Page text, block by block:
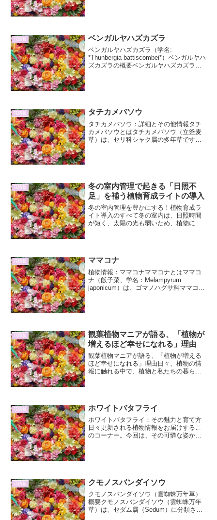
花情報 ベンガルヤハズカズラ
ベンガルヤハズカズラ（学名:
*Thunbergia battiscombei*）ベンガルヤハ
ズカズラの概要ベンガルヤハズカズラ
花情報 タチカメバソウ
タチカメバソウ：詳細とその他情報タチ
カメバソウとはタチカメバソウ（立釜麦
草）は、セリ科シャク属の多年草です。
花情報
冬の室内管理で起きる「日照不
足」を補う植物育成ライトの導入
冬の室内管理を豊かにする！植物育成ラ
イト導入のすべて冬の室内は、日照時間
が短く、太陽の光も弱いため、植物にと
花情報 ママコナ
植物情報：ママコナママコナとはママコ
ナ（飯子菜、学名：Melampyrum
japonicum）は、ゴマノハグサ科ママコナ
花情報
観葉植物マニアが語る、「植物が
増えるほど幸せになれる」理由
観葉植物マニアが語る、「植物が増える
ほど幸せになれる」理由日々、植物の情
報に触れる中で、植物と私たちの暮らし
花情報 ホワイトバタフライ
ホワイトバタフライ：その魅力と育て方
日々更新される植物情報をお届けするこ
のコーナー。今回は、その可憐な姿から
花情報 クモノスバンダイソウ
クモノスバンダイソウ（雲蜘蛛万年草）
概要クモノスバンダイソウ（雲蜘蛛万年
草）は、セダム属（Sedum）に分類され